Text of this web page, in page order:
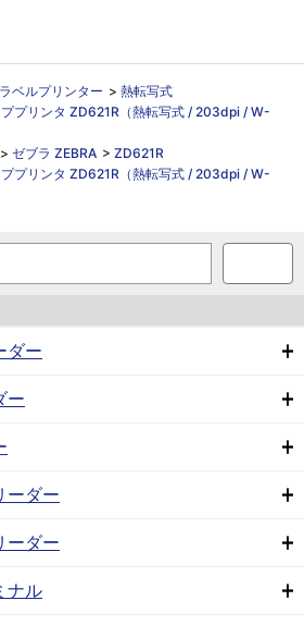
ラベルプリンター > 熱転写式
プリンタ ZD621R（熱転写式 / 203dpi / W-
> ゼブラ ZEBRA > ZD621R
プリンタ ZD621R（熱転写式 / 203dpi / W-
ダー
ー
ーダー
ーダー
ナル